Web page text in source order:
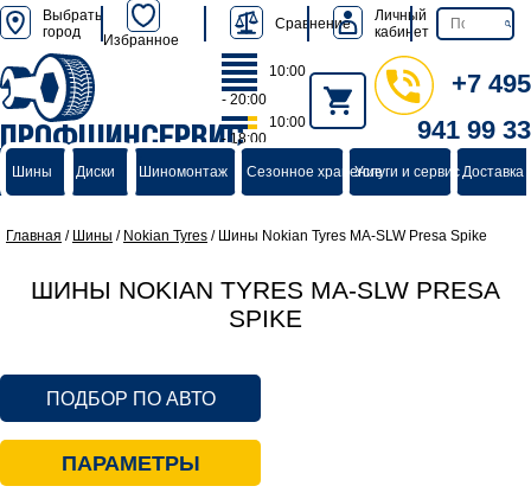
Выбрать
город
Избранное
Сравнение
Личный
кабинет
ПРОФШИНСЕРВИС
группа компаний
10:00
- 20:00
10:00
- 18:00
+7 495
941 99 33
Шины Диски Шиномонтаж Сезонное хранениеУслуги и сервисДоставка
Главная / Шины / Nokian Tyres / Шины Nokian Tyres MA-SLW Presa Spike
ШИНЫ NOKIAN TYRES MA-SLW PRESA
SPIKE
ПОДБОР ПО АВТО
ПАРАМЕТРЫ